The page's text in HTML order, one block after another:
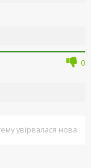
0
увірвалася нова